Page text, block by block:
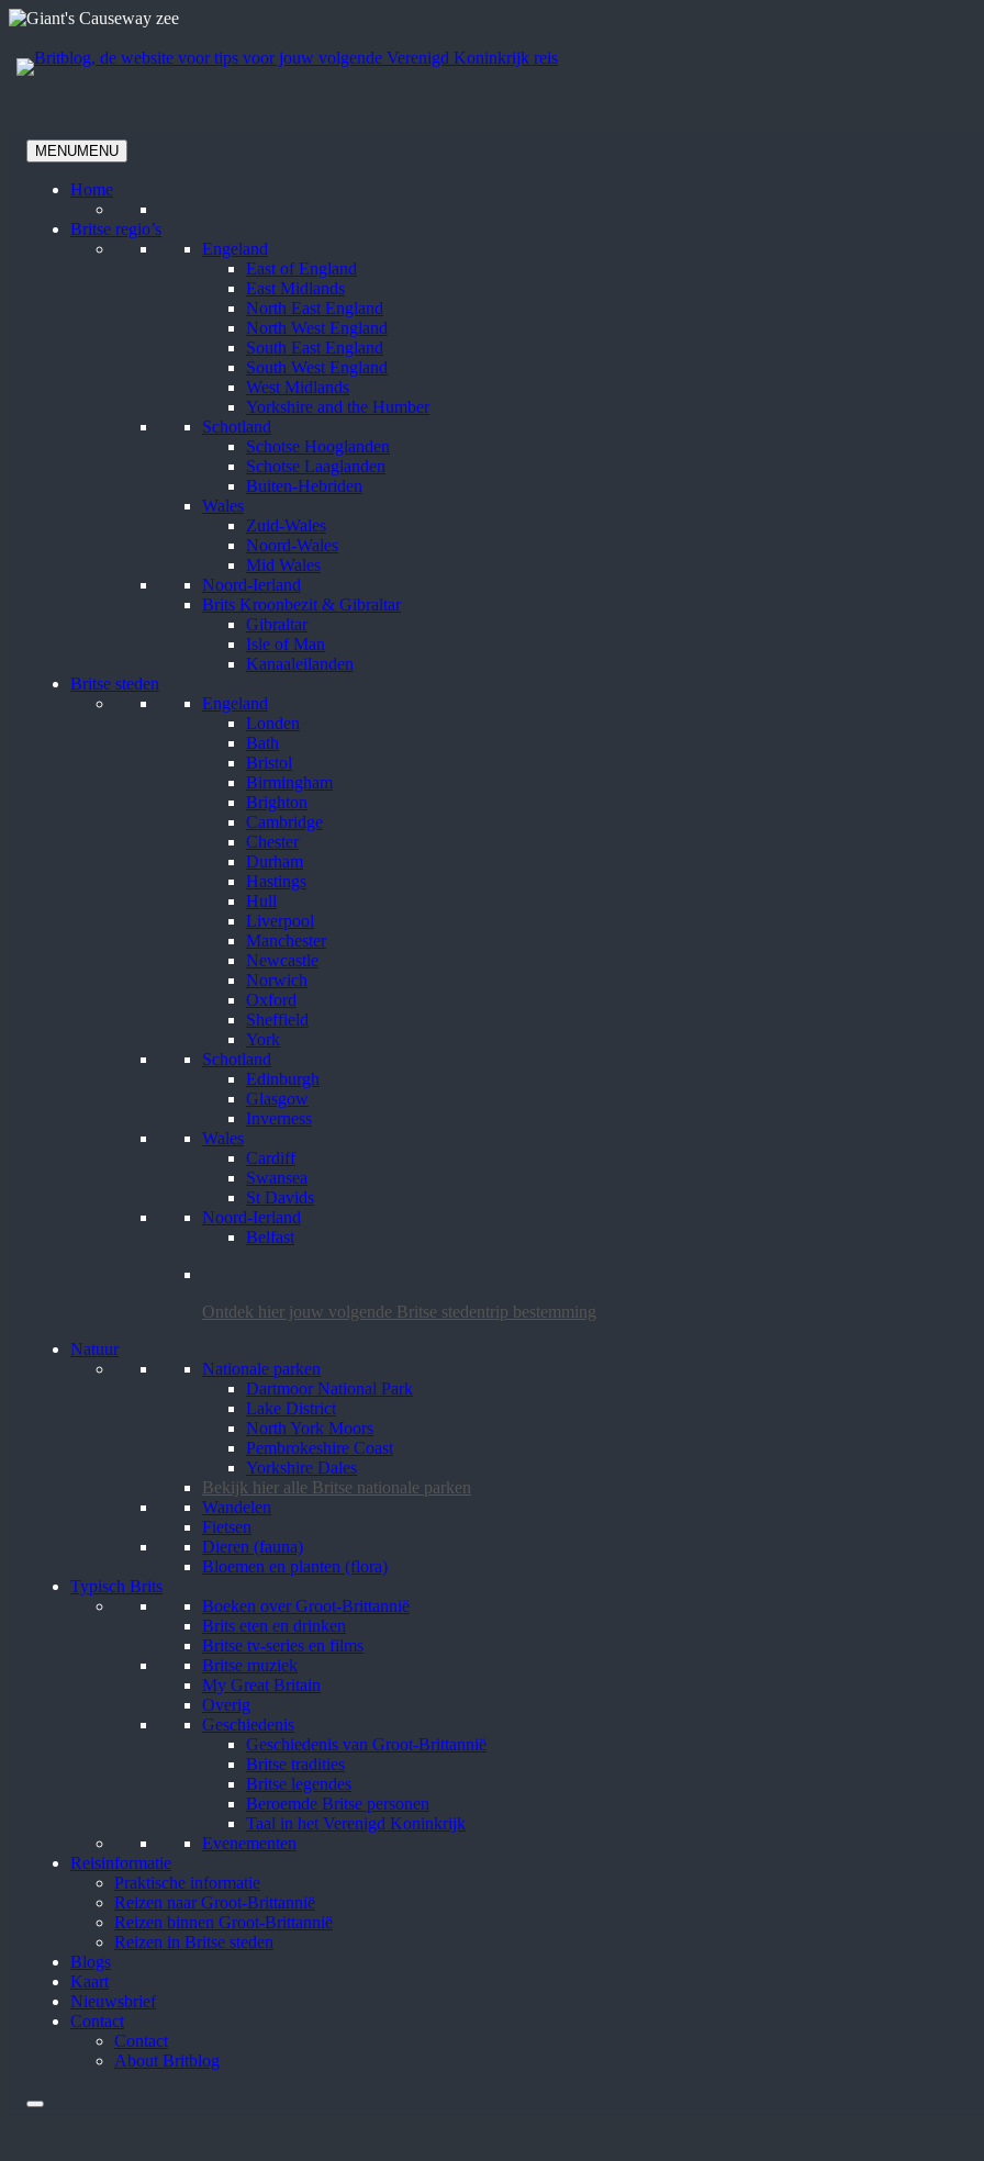
Ga
de
inhoud
MENUMENU
Home
Britse regio’s
Engeland
East of England
East Midlands
North East England
North West England
South East England
South West England
West Midlands
Yorkshire and the Humber
Schotland
Schotse Hooglanden
Schotse Laaglanden
Buiten-Hebriden
Wales
Zuid-Wales
Noord-Wales
Mid Wales
Noord-Ierland
Brits Kroonbezit & Gibraltar
Gibraltar
Isle of Man
Kanaaleilanden
Britse steden
Engeland
Londen
Bath
Bristol
Birmingham
Brighton
Cambridge
Chester
Durham
Hastings
Hull
Liverpool
Manchester
Newcastle
Norwich
Oxford
Sheffield
York
Schotland
Edinburgh
Glasgow
Inverness
Wales
Cardiff
Swansea
St Davids
Noord-Ierland
Belfast
Ontdek hier jouw volgende Britse stedentrip bestemming
Natuur
Nationale parken
Dartmoor National Park
Lake District
North York Moors
Pembrokeshire Coast
Yorkshire Dales
Bekijk hier alle Britse nationale parken
Wandelen
Fietsen
Dieren (fauna)
Bloemen en planten (flora)
Typisch Brits
Boeken over Groot-Brittannië
Brits eten en drinken
Britse tv-series en films
Britse muziek
My Great Britain
Overig
Geschiedenis
Geschiedenis van Groot-Brittannië
Britse tradities
Britse legendes
Beroemde Britse personen
Taal in het Verenigd Koninkrijk
Evenementen
Reisinformatie
Praktische informatie
Reizen naar Groot-Brittannië
Reizen binnen Groot-Brittannië
Reizen in Britse steden
Blogs
Kaart
Nieuwsbrief
Contact
Contact
About Britblog